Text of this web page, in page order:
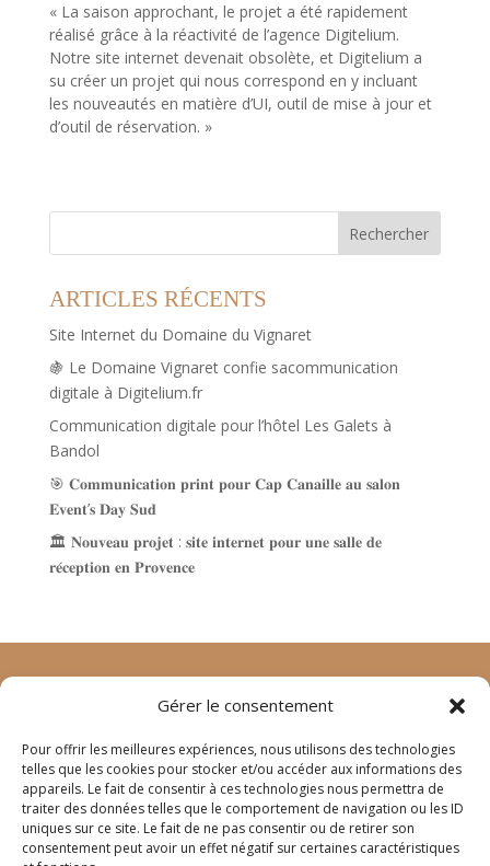
Gérer le consentement
Pour offrir les meilleures expériences, nous utilisons des technologies
telles que les cookies pour stocker et/ou accéder aux informations des
appareils. Le fait de consentir à ces technologies nous permettra de
traiter des données telles que le comportement de navigation ou les ID
uniques sur ce site. Le fait de ne pas consentir ou de retirer son
consentement peut avoir un effet négatif sur certaines caractéristiques
« La saison approchant, le projet a été rapidement
réalisé grâce à la réactivité de l’agence Digitelium.
Notre site internet devenait obsolète, et Digitelium a
su créer un projet qui nous correspond en y incluant
les nouveautés en matière d’UI, outil de mise à jour et
d’outil de réservation. »
Rechercher
ARTICLES RÉCENTS
Site Internet du Domaine du Vignaret
🍇 Le Domaine Vignaret confie sacommunication
digitale à Digitelium.fr
Communication digitale pour l’hôtel Les Galets à
Bandol
🎯 𝐂𝐨𝐦𝐦𝐮𝐧𝐢𝐜𝐚𝐭𝐢𝐨𝐧 𝐩𝐫𝐢𝐧𝐭 𝐩𝐨𝐮𝐫 𝐂𝐚𝐩 𝐂𝐚𝐧𝐚𝐢𝐥𝐥𝐞 𝐚𝐮 𝐬𝐚𝐥𝐨𝐧
𝐄𝐯𝐞𝐧𝐭’𝐬 𝐃𝐚𝐲 𝐒𝐮𝐝
🏛️ 𝐍𝐨𝐮𝐯𝐞𝐚𝐮 𝐩𝐫𝐨𝐣𝐞𝐭 : 𝐬𝐢𝐭𝐞 𝐢𝐧𝐭𝐞𝐫𝐧𝐞𝐭 𝐩𝐨𝐮𝐫 𝐮𝐧𝐞 𝐬𝐚𝐥𝐥𝐞 𝐝𝐞
𝐫𝐞́𝐜𝐞𝐩𝐭𝐢𝐨𝐧 𝐞𝐧 𝐏𝐫𝐨𝐯𝐞𝐧𝐜𝐞
©animage.fr2024 – tous droits réservésmentions
légales–crédits
4 rue Joseph Lafond
13400 AUBAGNE